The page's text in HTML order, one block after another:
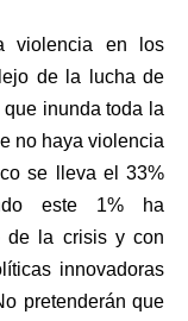
violencia en los
de la lucha de
inunda toda la
no haya violencia
se lleva el 33%
este 1% ha
de la crisis y con
innovadoras
pretenderán que